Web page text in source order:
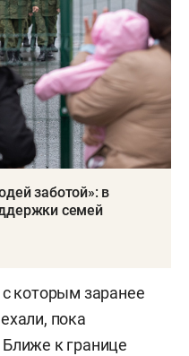
заботой»: в
семей
которым заранее
пока
к границе